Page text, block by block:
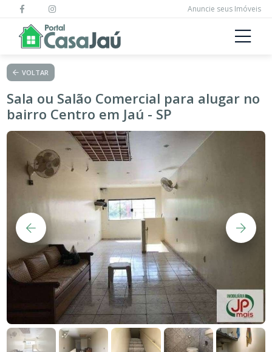
Anuncie seus Imóveis
VOLTAR
Sala ou Salão Comercial para alugar no
bairro Centro em Jaú - SP